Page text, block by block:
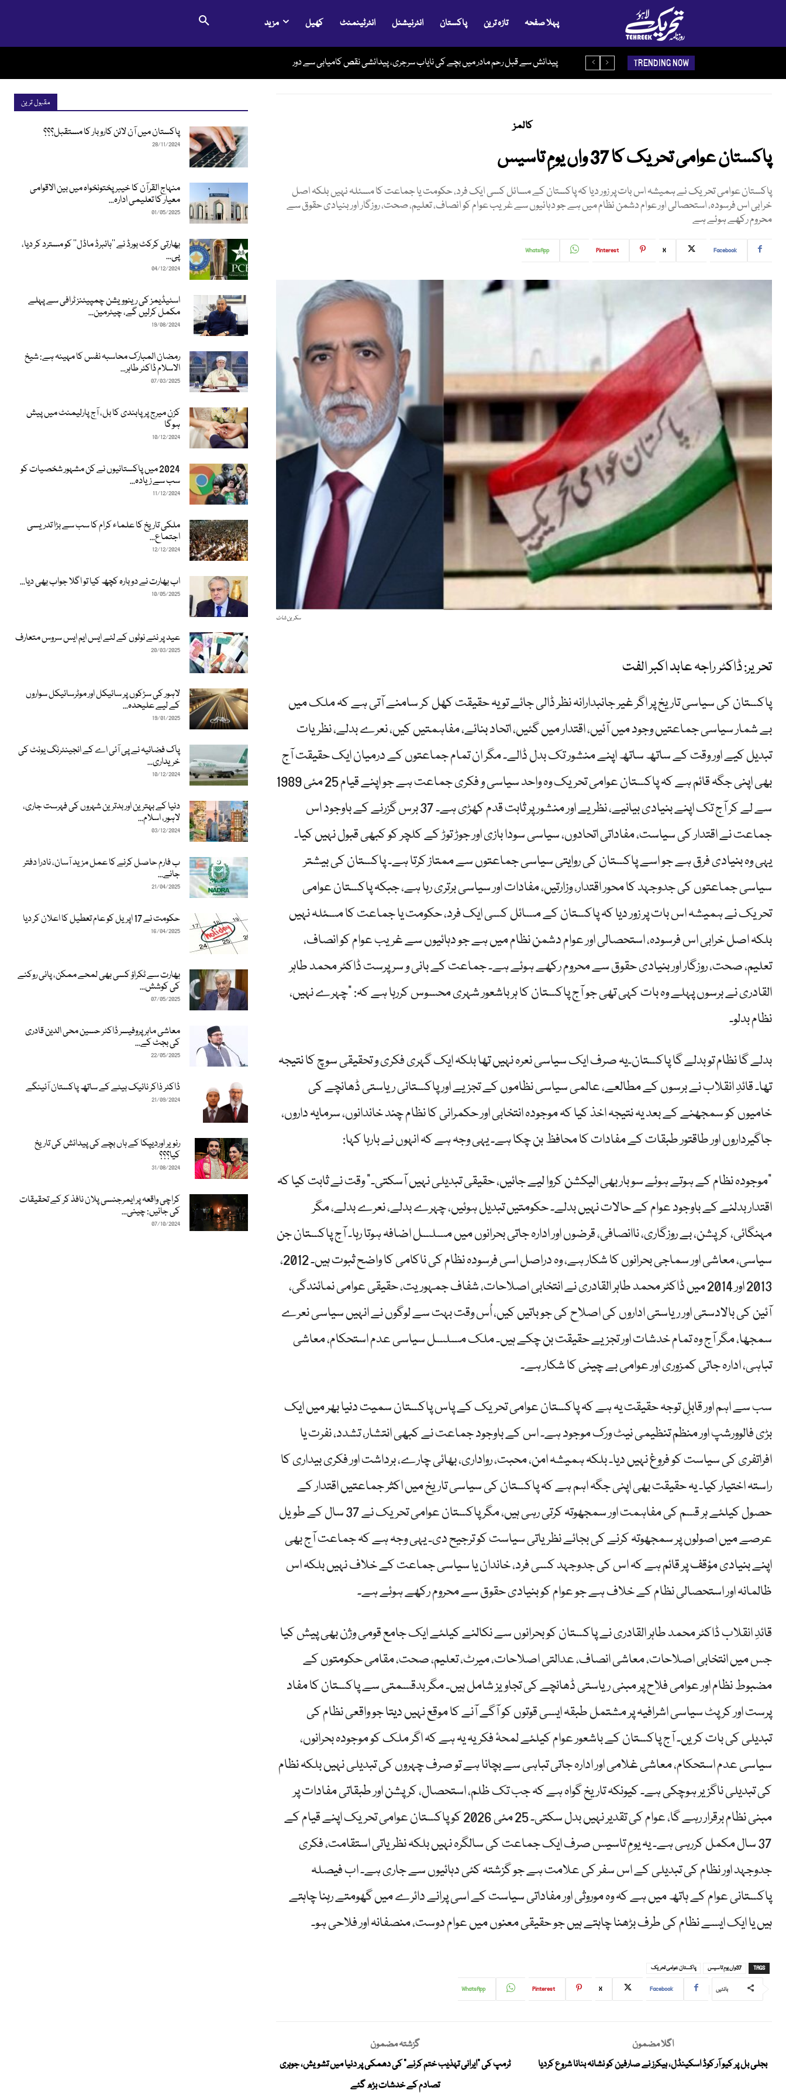
پہلا صفحہ تازہ ترین پاکستان انٹرنیشنل انٹرٹینمنٹ کھیل مزید
TRENDING NOW پیدائش سے قبل رحم مادر میں بچے کی نایاب سرجری، پیدائشی نقص کامیابی سے دور
آبنائے ہرمز فوری کھول دو، ورنہ سخت جواب ملے گا، ٹرمپ کا ایران کو نیا الٹی میٹم
کالمز
پاکستان عوامی تحریک کا 37 واں یومِ تاسیس
پاکستان عوامی تحریک نے ہمیشہ اس بات پر زور دیا کہ پاکستان کے مسائل کسی ایک فرد، حکومت یا جماعت کا مسئلہ نہیں بلکہ اصل
خرابی اس فرسودہ، استحصالی اور عوام دشمن نظام میں ہے جو دہائیوں سے غریب عوام کو انصاف، تعلیم، صحت، روزگار اور بنیادی حقوق سے
محروم رکھے ہوئے ہے
Facebook
X
Pinterest
WhatsApp
سکرین شاٹ
تحریر: ڈاکٹر راجہ عابد اکبر الفت
پاکستان کی سیاسی تاریخ پر اگر غیر جانبدارانہ نظر ڈالی جائے تو یہ حقیقت کھل کر سامنے آتی ہے کہ ملک میں
بے شمار سیاسی جماعتیں وجود میں آئیں، اقتدار میں گئیں، اتحاد بنائے، مفاہمتیں کیں، نعرے بدلے، نظریات
تبدیل کیے اور وقت کے ساتھ ساتھ اپنے منشور تک بدل ڈالے۔ مگر ان تمام جماعتوں کے درمیان ایک حقیقت آج
بھی اپنی جگہ قائم ہے کہ پاکستان عوامی تحریک وہ واحد سیاسی و فکری جماعت ہے جو اپنے قیام 25 مئی 1989
سے لے کر آج تک اپنے بنیادی بیانیے، نظریے اور منشور پر ثابت قدم کھڑی ہے۔ 37 برس گزرنے کے باوجود اس
جماعت نے اقتدار کی سیاست، مفاداتی اتحادوں، سیاسی سودا بازی اور جوڑ توڑ کے کلچر کو کبھی قبول نہیں کیا۔
یہی وہ بنیادی فرق ہے جو اسے پاکستان کی روایتی سیاسی جماعتوں سے ممتاز کرتا ہے۔ پاکستان کی بیشتر
سیاسی جماعتوں کی جدوجہد کا محور اقتدار، وزارتیں، مفادات اور سیاسی برتری رہا ہے، جبکہ پاکستان عوامی
تحریک نے ہمیشہ اس بات پر زور دیا کہ پاکستان کے مسائل کسی ایک فرد، حکومت یا جماعت کا مسئلہ نہیں
بلکہ اصل خرابی اس فرسودہ، استحصالی اور عوام دشمن نظام میں ہے جو دہائیوں سے غریب عوام کو انصاف،
تعلیم، صحت، روزگار اور بنیادی حقوق سے محروم رکھے ہوئے ہے۔ جماعت کے بانی و سرپرست ڈاکٹر محمد طاہر
القادری نے برسوں پہلے وہ بات کہی تھی جو آج پاکستان کا ہر باشعور شہری محسوس کررہا ہے کہ: “چہرے نہیں،
نظام بدلو۔
بدلے گا نظام تو بدلے گا پاکستان۔یہ صرف ایک سیاسی نعرہ نہیں تھا بلکہ ایک گہری فکری و تحقیقی سوچ کا نتیجہ
تھا۔ قائدِ انقلاب نے برسوں کے مطالعے، عالمی سیاسی نظاموں کے تجزیے اور پاکستانی ریاستی ڈھانچے کی
خامیوں کو سمجھنے کے بعد یہ نتیجہ اخذ کیا کہ موجودہ انتخابی اور حکمرانی کا نظام چند خاندانوں، سرمایہ داروں،
جاگیرداروں اور طاقتور طبقات کے مفادات کا محافظ بن چکا ہے۔ یہی وجہ ہے کہ انہوں نے بارہا کہا:
“موجودہ نظام کے ہوتے ہوئے سو بار بھی الیکشن کروا لیے جائیں، حقیقی تبدیلی نہیں آسکتی۔” وقت نے ثابت کیا کہ
اقتدار بدلنے کے باوجود عوام کے حالات نہیں بدلے۔ حکومتیں تبدیل ہوئیں، چہرے بدلے، نعرے بدلے، مگر
مہنگائی، کرپشن، بے روزگاری، ناانصافی، قرضوں اور ادارہ جاتی بحرانوں میں مسلسل اضافہ ہوتا رہا۔ آج پاکستان جن
سیاسی، معاشی اور سماجی بحرانوں کا شکار ہے، وہ دراصل اسی فرسودہ نظام کی ناکامی کا واضح ثبوت ہیں۔ 2012،
2013 اور 2014 میں ڈاکٹر محمد طاہر القادری نے انتخابی اصلاحات، شفاف جمہوریت، حقیقی عوامی نمائندگی،
آئین کی بالادستی اور ریاستی اداروں کی اصلاح کی جو باتیں کیں، اُس وقت بہت سے لوگوں نے انہیں سیاسی نعرے
سمجھا، مگر آج وہ تمام خدشات اور تجزیے حقیقت بن چکے ہیں۔ ملک مسلسل سیاسی عدم استحکام، معاشی
تباہی، ادارہ جاتی کمزوری اور عوامی بے چینی کا شکار ہے۔
سب سے اہم اور قابلِ توجہ حقیقت یہ ہے کہ پاکستان عوامی تحریک کے پاس پاکستان سمیت دنیا بھر میں ایک
بڑی فالوورشپ اور منظم تنظیمی نیٹ ورک موجود ہے۔ اس کے باوجود جماعت نے کبھی انتشار، تشدد، نفرت یا
افراتفری کی سیاست کو فروغ نہیں دیا۔ بلکہ ہمیشہ امن، محبت، رواداری، بھائی چارے، برداشت اور فکری بیداری کا
راستہ اختیار کیا۔ یہ حقیقت بھی اپنی جگہ اہم ہے کہ پاکستان کی سیاسی تاریخ میں اکثر جماعتیں اقتدار کے
حصول کیلئے ہر قسم کی مفاہمت اور سمجھوتہ کرتی رہی ہیں، مگر پاکستان عوامی تحریک نے 37 سال کے طویل
عرصے میں اصولوں پر سمجھوتہ کرنے کی بجائے نظریاتی سیاست کو ترجیح دی۔ یہی وجہ ہے کہ جماعت آج بھی
اپنے بنیادی مؤقف پر قائم ہے کہ اس کی جدوجہد کسی فرد، خاندان یا سیاسی جماعت کے خلاف نہیں بلکہ اس
ظالمانہ اور استحصالی نظام کے خلاف ہے جو عوام کو بنیادی حقوق سے محروم رکھے ہوئے ہے۔
قائدِ انقلاب ڈاکٹر محمد طاہر القادری نے پاکستان کو بحرانوں سے نکالنے کیلئے ایک جامع قومی وژن بھی پیش کیا
جس میں انتخابی اصلاحات، معاشی انصاف، عدالتی اصلاحات، میرٹ، تعلیم، صحت، مقامی حکومتوں کے
مضبوط نظام اور عوامی فلاح پر مبنی ریاستی ڈھانچے کی تجاویز شامل ہیں۔ مگر بدقسمتی سے پاکستان کا مفاد
پرست اور کرپٹ سیاسی اشرافیہ پر مشتمل طبقہ ایسی قوتوں کو آگے آنے کا موقع نہیں دیتا جو واقعی نظام کی
تبدیلی کی بات کریں۔ آج پاکستان کے باشعور عوام کیلئے لمحۂ فکریہ یہ ہے کہ اگر ملک کو موجودہ بحرانوں،
سیاسی عدم استحکام، معاشی غلامی اور ادارہ جاتی تباہی سے بچانا ہے تو صرف چہروں کی تبدیلی نہیں بلکہ نظام
کی تبدیلی ناگزیر ہوچکی ہے۔ کیونکہ تاریخ گواہ ہے کہ جب تک ظلم، استحصال، کرپشن اور طبقاتی مفادات پر
مبنی نظام برقرار رہے گا، عوام کی تقدیر نہیں بدل سکتی۔ 25 مئی 2026 کو پاکستان عوامی تحریک اپنے قیام کے
37 سال مکمل کررہی ہے۔ یہ یومِ تاسیس صرف ایک جماعت کی سالگرہ نہیں بلکہ نظریاتی استقامت، فکری
جدوجہد اور نظام کی تبدیلی کے اس سفر کی علامت ہے جو گزشتہ کئی دہائیوں سے جاری ہے۔ اب فیصلہ
پاکستانی عوام کے ہاتھ میں ہے کہ وہ موروثی اور مفاداتی سیاست کے اسی پرانے دائرے میں گھومتے رہنا چاہتے
ہیں یا ایک ایسے نظام کی طرف بڑھنا چاہتے ہیں جو حقیقی معنوں میں عوام دوست، منصفانہ اور فلاحی ہو۔
TAGS 37واں یوم تاسیس پاکستان عوامی تحریک
بانٹیں Facebook
X
Pinterest
WhatsApp
گزشتہ مضمون
ٹرمپ کی “ایرانی تہذیب ختم کرنے” کی دھمکی پر دنیا میں تشویش، جوہری
تصادم کے خدشات بڑھ گئے
اگلا مضمون
بجلی بل پر کیو آر کوڈ اسکینڈل، ہیکرز نے صارفین کو نشانہ بنانا شروع کردیا
مقبول ترین
پاکستان میں آن لائن کاروبار کا مستقبل؟؟؟
28/11/2024
منہاج القرآن کا خیبرپختونخواہ میں بین الاقوامی
معیار کا تعلیمی ادارہ...
01/05/2025
بھارتی کرکٹ بورڈ نے ’’ہائبرڈ ماڈل‘‘ کو مسترد کر دیا،
پی...
04/12/2024
اسٹیڈیمز کی رینوویشن چمپیئنز ٹرافی سے پہلے
مکمل کرلیں گے، چیئرمین...
19/08/2024
رمضان المبارک محاسبہ نفس کا مہینہ ہے: شیخ
الاسلام ڈاکٹر طاہر...
07/03/2025
کزن میرج پر پابندی کا بل، آج پارلیمنٹ میں پیش
ہوگا
10/12/2024
2024 میں پاکستانیوں نے کن مشہور شخصیات کو
سب سے زیادہ...
11/12/2024
ملکی تاریخ کا علماء کرام کا سب سے بڑا تدریسی
اجتماع...
12/12/2024
اب بھارت نے دوبارہ کچھ کیا تو اگلا جواب بھی دیا...
10/05/2025
عید پر نئے نوٹوں کے لئے ایس ایم ایس سروس متعارف
20/03/2025
لاہور کی سڑکوں پر سائیکل اور موٹرسائیکل سواروں
کے لیے علیحدہ...
19/01/2025
پاک فضائیہ نے پی آئی اے کے انجینئرنگ یونٹ کی
خریداری...
10/12/2024
دنیا کے بہترین اور بدترین شہروں کی فہرست جاری،
لاہور، اسلام...
03/12/2024
ب فارم حاصل کرنے کا عمل مزید آسان، نادرا دفتر
جانے...
21/04/2025
حکومت نے 17 اپریل کو عام تعطیل کا اعلان کر دیا
16/04/2025
بھارت سے ٹکراؤ کسی بھی لمحے ممکن، پانی روکنے
کی کوشش...
07/05/2025
معاشی ماہر پروفیسر ڈاکٹر حسین محی الدین قادری
کی بجٹ کے...
22/05/2025
ڈاکٹر ذاکر نائیک بیٹے کے ساتھ پاکستان آئینگے
21/09/2024
رنویر اوردیپکا کے ہاں بچے کی پیدائش کی تاریخ
کیا؟؟؟
31/08/2024
کراچی واقعہ پر ایمرجنسی پلان نافذ کر کے تحقیقات
کی جائیں: چینی...
07/10/2024